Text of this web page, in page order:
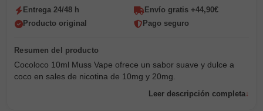
Entrega 24/48 h
Envío gratis +44,90€
Producto original
Pago seguro
Cocoloco 10ml Muss Vape ofrece un sabor suave y dulce a
coco en sales de nicotina de 10mg y 20mg.
Leer descripción completa